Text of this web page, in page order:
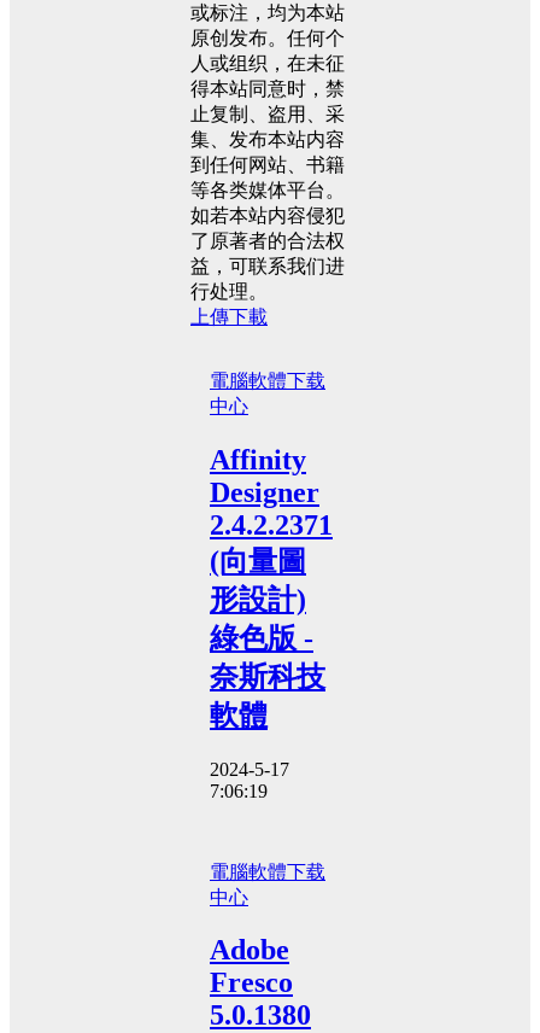
或标注，均为本站
原创发布。任何个
人或组织，在未征
得本站同意时，禁
止复制、盗用、采
集、发布本站内容
到任何网站、书籍
等各类媒体平台。
如若本站内容侵犯
了原著者的合法权
益，可联系我们进
行处理。
上傳下載
電腦軟體下载
中心
Affinity
Designer
2.4.2.2371
(向量圖
形設計)
綠色版 -
奈斯科技
軟體
2024-5-17
7:06:19
電腦軟體下载
中心
Adobe
Fresco
5.0.1380